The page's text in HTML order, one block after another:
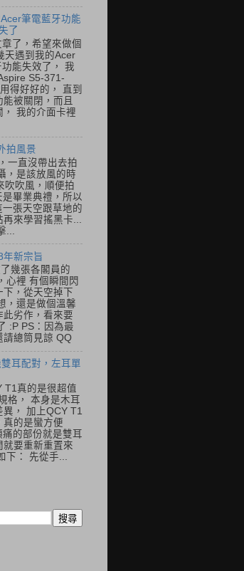
筆電藍牙功能
了
了，希望來做個
天遇到我的Acer
能失效了， 我
S5-371-
得好好的， 直到
被關閉，而且
我的介面卡裡
拍風景
一直沒帶出去拍
，是該放風的時
吹吹風，順便拍
畢業典禮，所以
張天空跟草地的
來學習搖黑卡...
...
年新宗旨
幾張各閣員的
心裡 有個瞬間閃
，從天空掉下
，還是做個溫馨
劣作，看來要
:P PS：因為最
請總筒見諒 QQ
耳配對，左耳單
T1真的是很超值
格， 本身是木耳
， 加上QCY T1
真的是蠻方便
的部份就是雙耳
就要重新重置來
下： 先從手...